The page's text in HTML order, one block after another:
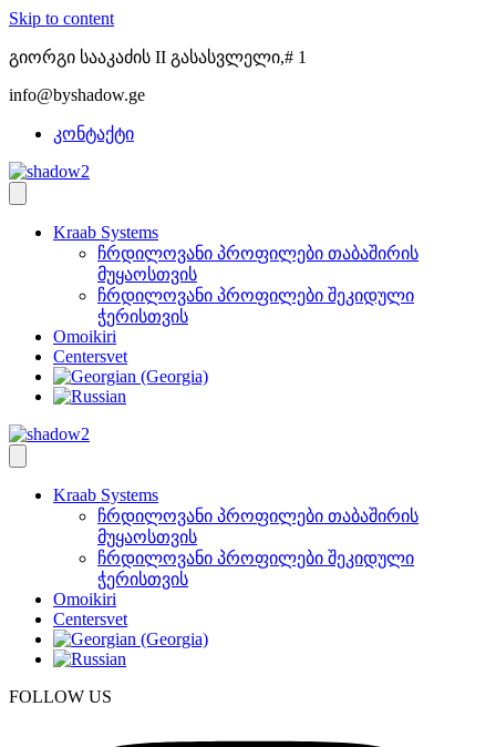
Skip to content
გიორგი სააკაძის II გასასვლელი,# 1
info@byshadow.ge
კონტაქტი
Kraab Systems
ჩრდილოვანი პროფილები თაბაშირის
მუყაოსთვის
ჩრდილოვანი პროფილები შეკიდული
ჭერისთვის
Omoikiri
Centersvet
Kraab Systems
ჩრდილოვანი პროფილები თაბაშირის
მუყაოსთვის
ჩრდილოვანი პროფილები შეკიდული
ჭერისთვის
Omoikiri
Centersvet
FOLLOW US